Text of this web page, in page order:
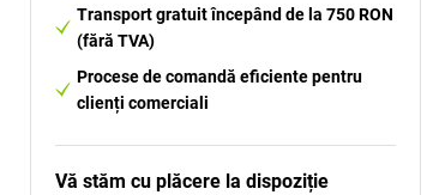
Transport gratuit începând de la 750 RON
(fără TVA)
Procese de comandă eficiente pentru
clienți comerciali
Vă stăm cu plăcere la dispoziție